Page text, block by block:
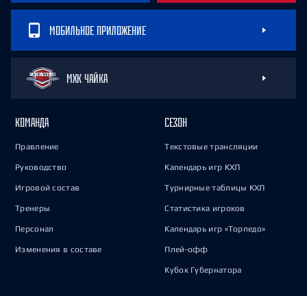
МОБИЛЬНОЕ ПРИЛОЖЕНИЕ
МХК ЧАЙКА
КОМАНДА
Правление
Руководство
Игровой состав
Тренеры
Персонал
Изменения в составе
СЕЗОН
Текстовые трансляции
Календарь игр КХЛ
Турнирные таблицы КХЛ
Статистика игроков
Календарь игр «Торпедо»
Плей-офф
Кубок Губернатора